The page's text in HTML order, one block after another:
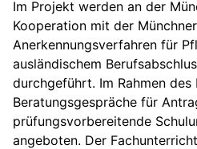
Im Projekt werden an der
Kooperation mit der
Anerkennungsverfahren für
ausländischem
durchgeführt. Im Rahmen
Beratungsgespräche für
prüfungsvorbereitende
angeboten. Der